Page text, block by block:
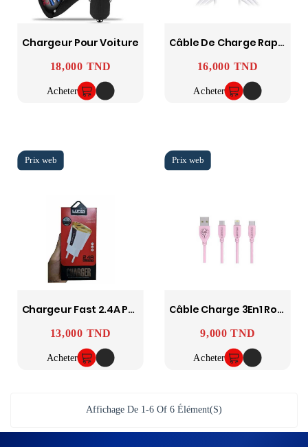
Chargeur Pour Voiture
Prix
18,000 TND
Acheter
Câble De Charge Rapide Type-C Pour Iphone 11 &12
Prix
16,000 TND
Acheter
Chargeur Fast 2.4A Pour Smartphone Type C
Prix
13,000 TND
Acheter
Câble Charge 3En1 Rose Lenyes
Prix
9,000 TND
Acheter
Affichage De 1-6 Of 6 Élément(s)